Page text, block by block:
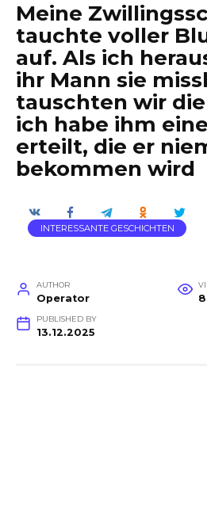
Meine
tauchte voller
auf. Als ich
ihr Mann sie
tauschten wir
ich habe ihm
erteilt, die er
bekommen wird
INTERESSANTE GESCHICHTEN
AUTHOR
Operator
PUBLISHED BY
13.12.2025